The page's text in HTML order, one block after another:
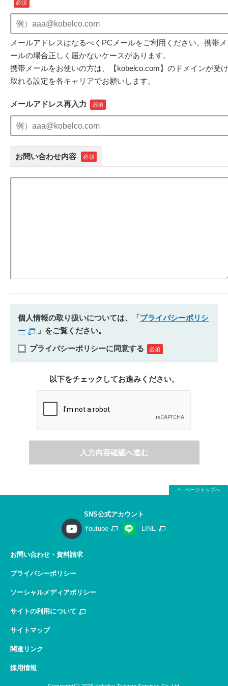
メールアドレスはなるべくPCメールをご利用ください。携帯メ
ールの場合正しく届かないケースがあります。
携帯メールをお使いの方は、【kobelco.com】のドメインが受け
取れる設定を各キャリアでお願いします。
メールアドレス再入力
お問い合わせ内容
個人情報の取り扱いについては、「プライバシーポリシ
ー
」をご覧ください。
プライバシーポリシーに同意する
以下をチェックしてお進みください。
入力内容確認へ進む
ページトップへ
SNS公式アカウント
Youtube
LINE
お問い合わせ・資料請求
プライバシーポリシー
ソーシャルメディアポリシー
サイトの利用について
サイトマップ
関連リンク
採用情報